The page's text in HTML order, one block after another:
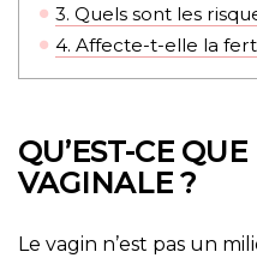
3. Quels sont les
4. Affecte-t-elle la
QU’EST-CE
VAGINALE ?
Le vagin n’est pas un